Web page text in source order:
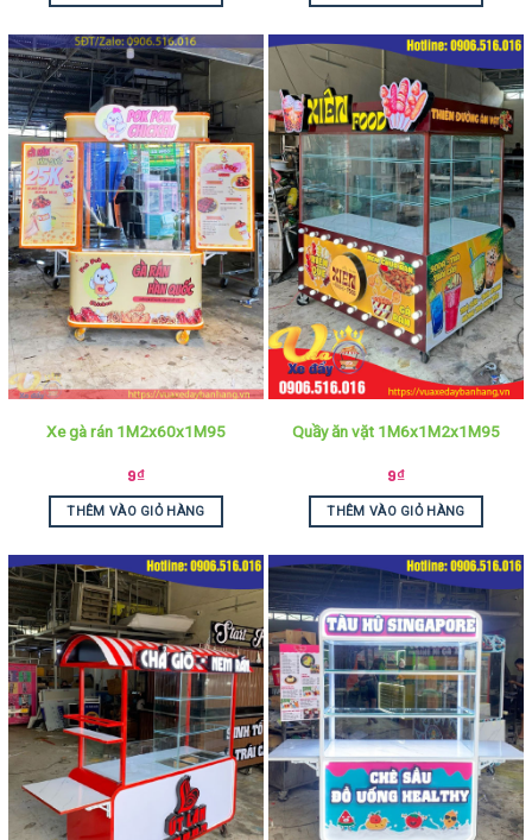
Xe gà rán 1M2x60x1M95
9₫
THÊM VÀO GIỎ HÀNG
Quầy ăn vặt 1M6x1M2x1M95
9₫
THÊM VÀO GIỎ HÀNG